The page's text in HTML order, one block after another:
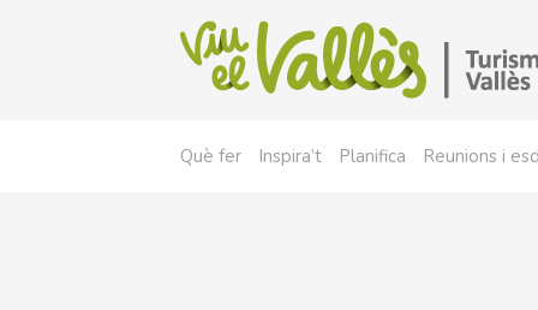
Què fer Inspira’t Planifica Reunions i